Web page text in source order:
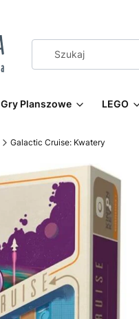
Gry Planszowe LEGO
Galactic Cruise: Kwatery